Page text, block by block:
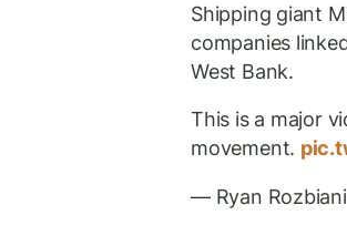
Shipping giant
companies
West Bank.
This is a major
movement.
— Ryan